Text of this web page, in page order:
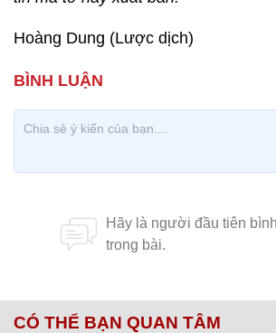
Hoàng Dung (Lược dịch)
CÓ THỂ BẠN QUAN TÂM